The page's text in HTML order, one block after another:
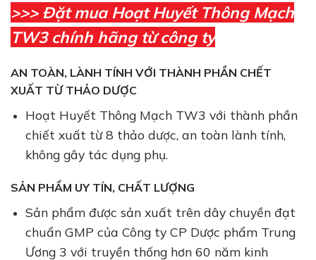
>>> Đặt mua Hoạt Huyết Thông Mạch
TW3 chính hãng từ công ty
AN TOÀN, LÀNH TÍNH VỚI THÀNH PHẦN CHẾT
XUẤT TỪ THẢO DƯỢC
Hoạt Huyết Thông Mạch TW3 với thành phần
chiết xuất từ 8 thảo dược, an toàn lành tính,
không gây tác dụng phụ.
SẢN PHẨM UY TÍN, CHẤT LƯỢNG
Sản phẩm được sản xuất trên dây chuyền đạt
chuẩn GMP của Công ty CP Dược phẩm Trung
Ương 3 với truyền thống hơn 60 năm kinh